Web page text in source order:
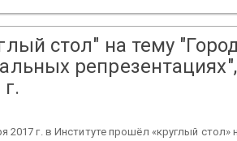
стол" на тему
2017 г. в Институте прошёл «круглый стол»